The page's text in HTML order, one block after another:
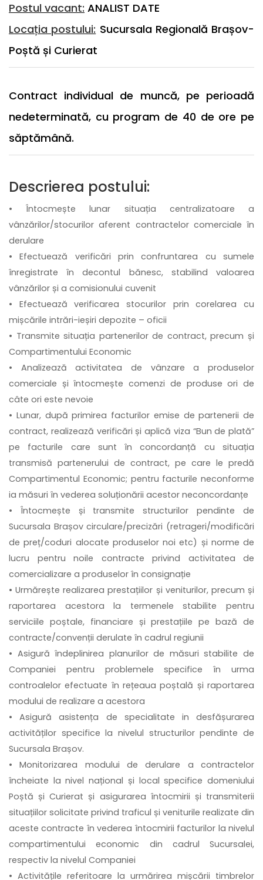
Postul vacant: ANALIST DATE
Locația postului: Sucursala Regională Brașov-
Poștă și Curierat
Contract individual de muncă, pe perioadă
nedeterminată, cu program de 40 de ore pe
săptămână.
Descrierea postului:
• Întocmește lunar situația centralizatoare a
vânzărilor/stocurilor aferent contractelor comerciale în
derulare
• Efectuează verificări prin confruntarea cu sumele
înregistrate în decontul bănesc, stabilind valoarea
vânzărilor și a comisionului cuvenit
• Efectuează verificarea stocurilor prin corelarea cu
mișcările intrări-ieșiri depozite – oficii
• Transmite situația partenerilor de contract, precum și
Compartimentului Economic
• Analizează activitatea de vânzare a produselor
comerciale și întocmește comenzi de produse ori de
câte ori este nevoie
• Lunar, după primirea facturilor emise de partenerii de
contract, realizează verificări și aplică viza “Bun de plată”
pe facturile care sunt în concordanță cu situația
transmisă partenerului de contract, pe care le predă
Compartimentul Economic; pentru facturile neconforme
ia măsuri în vederea soluționării acestor neconcordanțe
• Întocmește și transmite structurilor pendinte de
Sucursala Brașov circulare/precizări (retrageri/modificări
de preț/coduri alocate produselor noi etc) și norme de
lucru pentru noile contracte privind activitatea de
comercializare a produselor în consignație
• Urmărește realizarea prestațiilor și veniturilor, precum și
raportarea acestora la termenele stabilite pentru
serviciile poștale, financiare și prestațiile pe bază de
contracte/convenții derulate în cadrul regiunii
• Asigură îndeplinirea planurilor de măsuri stabilite de
Companiei pentru problemele specifice în urma
controalelor efectuate în rețeaua poștală și raportarea
modului de realizare a acestora
• Asigură asistența de specialitate in desfășurarea
activităților specifice la nivelul structurilor pendinte de
Sucursala Brașov.
• Monitorizarea modului de derulare a contractelor
încheiate la nivel național și local specifice domeniului
Poștă și Curierat și asigurarea întocmirii și transmiterii
situațiilor solicitate privind traficul și veniturile realizate din
aceste contracte în vederea întocmirii facturilor la nivelul
compartimentului economic din cadrul Sucursalei,
respectiv la nivelul Companiei
• Activitățile referitoare la urmărirea mișcării timbrelor